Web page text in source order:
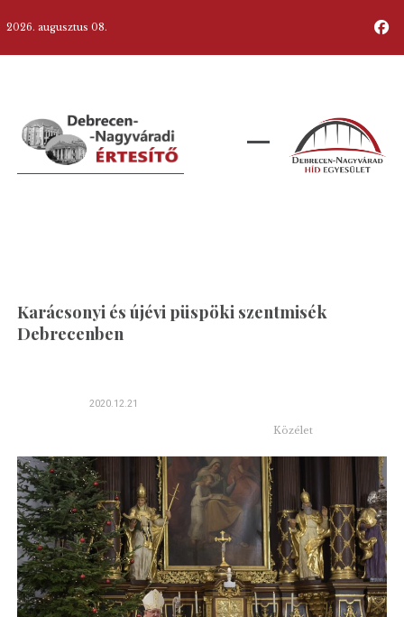
2026. augusztus 08.
Karácsonyi és újévi püspöki szentmisék
Debrecenben
2020.12.21
Közélet